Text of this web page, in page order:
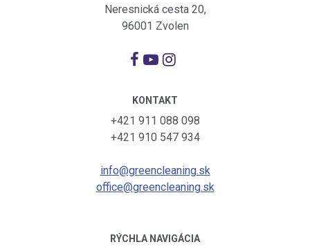
Neresnická cesta 20,
96001 Zvolen
KONTAKT
+421 911 088 098
+421 910 547 934
info@greencleaning.sk
office@greencleaning.sk
RÝCHLA NAVIGÁCIA